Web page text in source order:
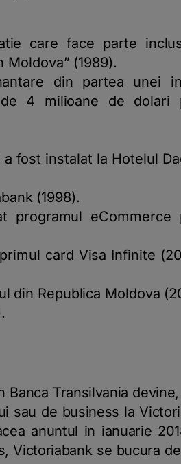
care face parte
(1989).
din partea unei
4 milioane de dolari
fost instalat la Hotelul
(1998).
programul eCommerce
card Visa Infinite
din Republica Moldova
Transilvania
sau de business la
anuntul in ianuarie
Victoriabank se bucura